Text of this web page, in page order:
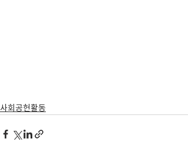
사회공헌활동